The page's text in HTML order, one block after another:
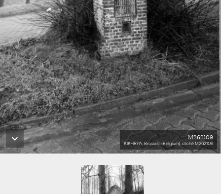
M262109
KIK-IRPA, Brussels (Belgium), cliché M262109